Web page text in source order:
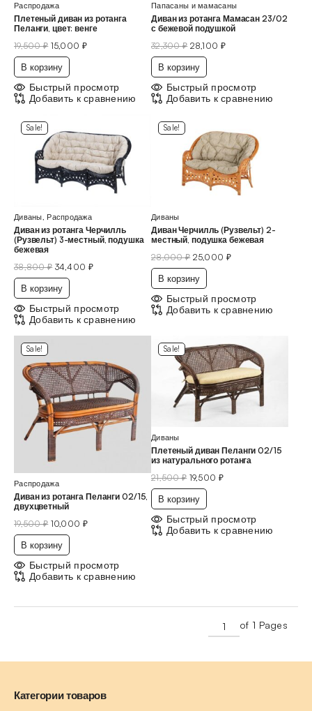
Распродажа
Плетеный диван из ротанга
Пеланги, цвет: венге
19,500₽ 15,000 ₽
В корзину
Быстрый просмотр
Добавить к сравнению
Папасаны и мамасаны
Диван из ротанга Мамасан 23/02
с бежевой подушкой
32,300₽ 28,100 ₽
В корзину
Быстрый просмотр
Добавить к сравнению
Sale!
Диваны Распродажа
Диван из ротанга Черчилль
(Рузвельт) 3-местный, подушка
бежевая
38,800₽ 34,400 ₽
В корзину
Быстрый просмотр
Добавить к сравнению
Sale!
Диваны
Диван Черчилль (Рузвельт) 2-
местный, подушка бежевая
28,000₽ 25,000 ₽
В корзину
Быстрый просмотр
Добавить к сравнению
Sale!
Распродажа
Диван из ротанга Пеланги 02/15,
двухцветный
19,500₽ 10,000 ₽
В корзину
Быстрый просмотр
Добавить к сравнению
Sale!
Диваны
Плетеный диван Пеланги 02/15
из натурального ротанга
21,500₽ 19,500 ₽
В корзину
Быстрый просмотр
Добавить к сравнению
of 1 Pages
Категории товаров